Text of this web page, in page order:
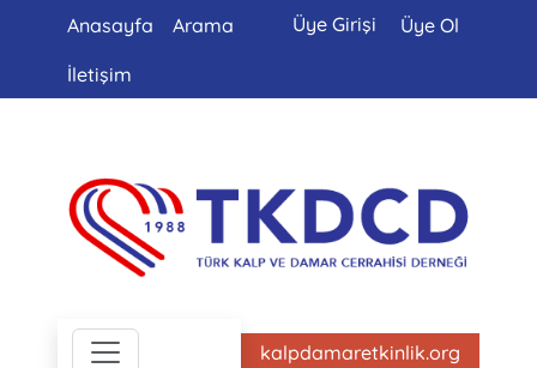
Anasayfa Arama Üye Girişi Üye Ol
İletişim
kalpdamaretkinlik.org